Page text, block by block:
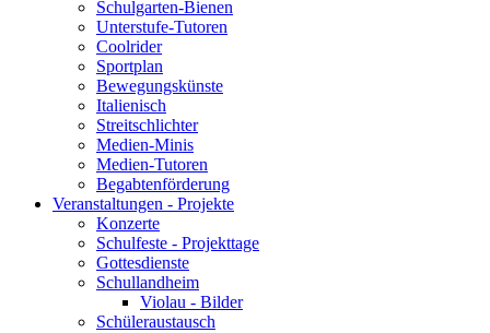
Schulgarten-Bienen
Unterstufe-Tutoren
Coolrider
Sportplan
Bewegungskünste
Italienisch
Streitschlichter
Medien-Minis
Medien-Tutoren
Begabtenförderung
Veranstaltungen - Projekte
Konzerte
Schulfeste - Projekttage
Gottesdienste
Schullandheim
Violau - Bilder
Schüleraustausch